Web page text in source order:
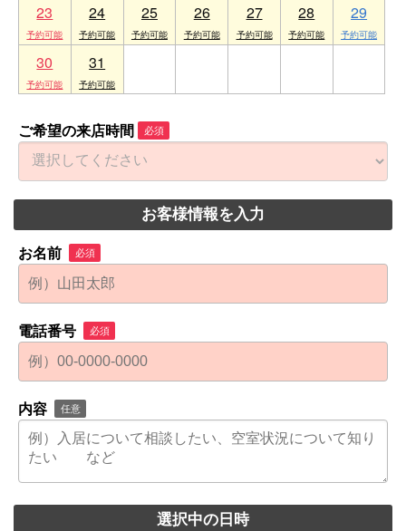
23 24 25 26 27 28 29
30 31
ご希望の来店時間 必須
お客様情報を入力
お名前 必須
電話番号 必須
内容 任意
選択中の日時